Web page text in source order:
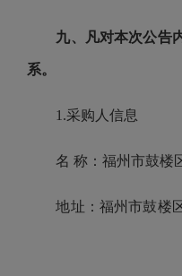
九、凡对本次公告
系。
1.采购人信息
名 称：福州市
地址：福州市